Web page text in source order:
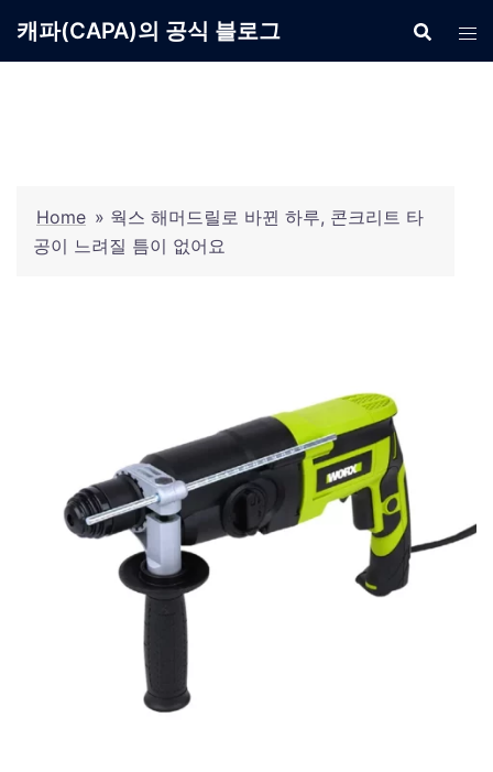
캐파(CAPA)의 공식 블로그
Home » 웍스 해머드릴로 바뀐 하루, 콘크리트 타
공이 느려질 틈이 없어요